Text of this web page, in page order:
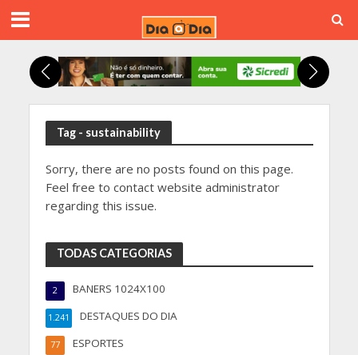
Tag - sustainability
Sorry, there are no posts found on this page.
Feel free to contact website administrator
regarding this issue.
TODAS CATEGORIAS
BANERS 1024X100
2
DESTAQUES DO DIA
1.241
ESPORTES
77